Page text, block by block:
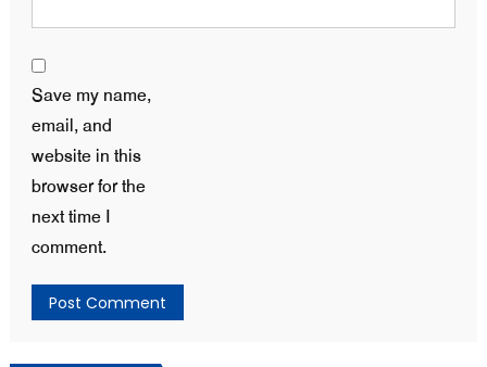
Save my name,
email, and
website in this
browser for the
next time I
comment.